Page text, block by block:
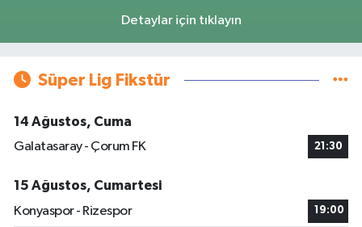
Detaylar için tıklayın
Süper Lig Fikstür
14 Ağustos, Cuma
Galatasaray - Çorum FK
21:30
15 Ağustos, Cumartesi
Konyaspor - Rizespor
19:00